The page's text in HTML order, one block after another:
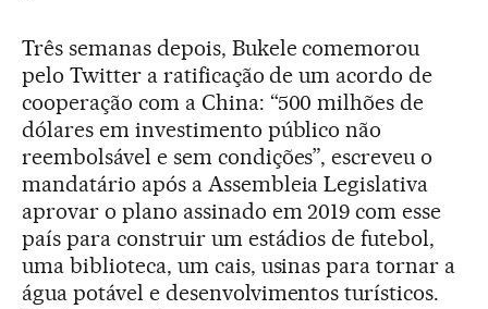
Três semanas depois, Bukele comemorou
pelo Twitter a ratificação de um acordo de
cooperação com a China: “500 milhões de
dólares em investimento público não
reembolsável e sem condições”, escreveu o
mandatário após a Assembleia Legislativa
aprovar o plano assinado em 2019 com esse
país para construir um estádios de futebol,
uma biblioteca, um cais, usinas para tornar a
água potável e desenvolvimentos turísticos.